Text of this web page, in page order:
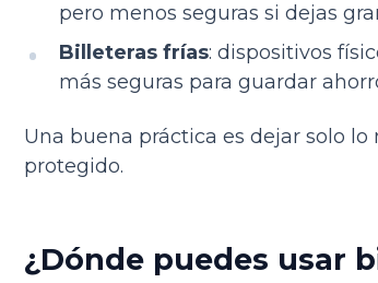
pero menos seguras si dejas
Billeteras frías: dispositivos
más seguras para guardar
Una buena práctica es dejar solo
protegido.
¿Dónde puedes usar